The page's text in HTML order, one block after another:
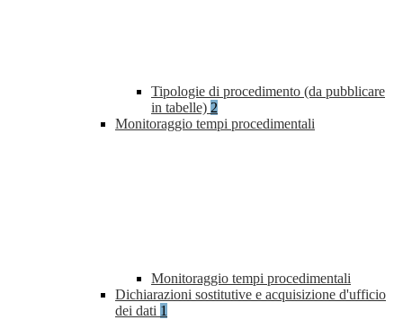
Tipologie di procedimento (da pubblicare
in tabelle) 2
Monitoraggio tempi procedimentali
Monitoraggio tempi procedimentali
Dichiarazioni sostitutive e acquisizione d'ufficio
dei dati 1